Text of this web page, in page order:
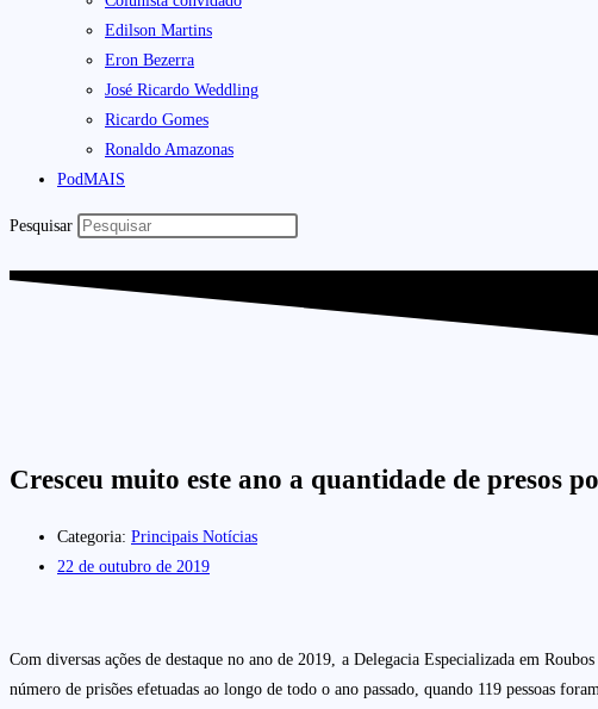
Edilson Martins
Eron Bezerra
José Ricardo Weddling
Ricardo Gomes
Ronaldo Amazonas
PodMAIS
Pesquisar
Cresceu muito este ano a quantidade de presos
Categoria: Principais Notícias
22 de outubro de 2019
Com diversas ações de destaque no ano de 2019, a Delegacia Especializada em
número de prisões efetuadas ao longo de todo o ano passado, quando 119 pessoas